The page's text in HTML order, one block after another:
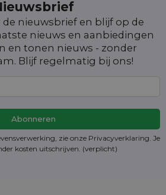
de nieuwsbrief en blijf op de
nieuws en aanbiedingen
en tonen nieuws - zonder
Blijf regelmatig bij ons!
zie onze Privacyverklaring. Je
kosten uitschrijven. (verplicht)